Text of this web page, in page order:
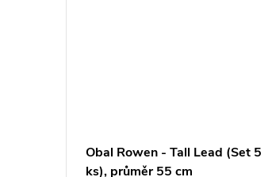
Obal Rowen - Tall Lead (Set 5
ks), průměr 55 cm